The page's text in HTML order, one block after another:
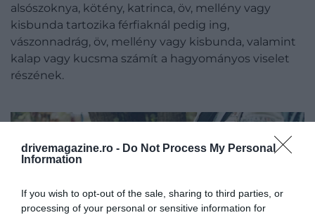
drivemagazine.ro - Do Not Process My Personal
Information
If you wish to opt-out of the sale, sharing to third parties, or
processing of your personal or sensitive information for
alsószoknya, kötény, katrinca, öv, mellény vagy
kisbunda tartozika férfiaknál pedig ing,
vászonnadrág, öv, mellény vagy kisbunda, valamint
kalap vagy kucsma számít a hagyományos viselet
részének.